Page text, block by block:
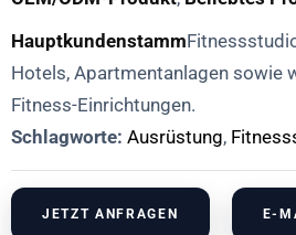
Hauptkundenstamm
Hotels, Apartmentanlagen sowie
Fitness-Einrichtungen.
Schlagworte: Ausrüstung,
JETZT ANFRAGEN E-